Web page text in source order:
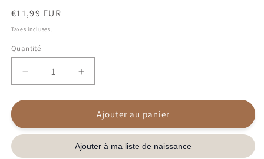
Prix
habituel
€11,99 EUR
Taxes incluses.
Quantité
Quantité
Réduire
la
quantité
Balle
de
Augmenter
la
quantité
Balle
de
dentition
Ajouter au panier